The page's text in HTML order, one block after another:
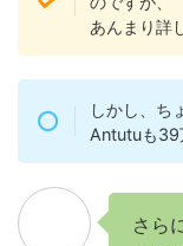
あんまり詳
しかし、ち
Antutuも39
さら